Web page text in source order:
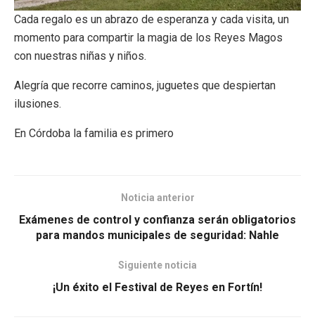
Cada regalo es un abrazo de esperanza y cada visita, un
momento para compartir la magia de los Reyes Magos
con nuestras niñas y niños.
Alegría que recorre caminos, juguetes que despiertan
ilusiones.
En Córdoba la familia es primero
Noticia anterior
Exámenes de control y confianza serán obligatorios
para mandos municipales de seguridad: Nahle
Siguiente noticia
¡Un éxito el Festival de Reyes en Fortín!